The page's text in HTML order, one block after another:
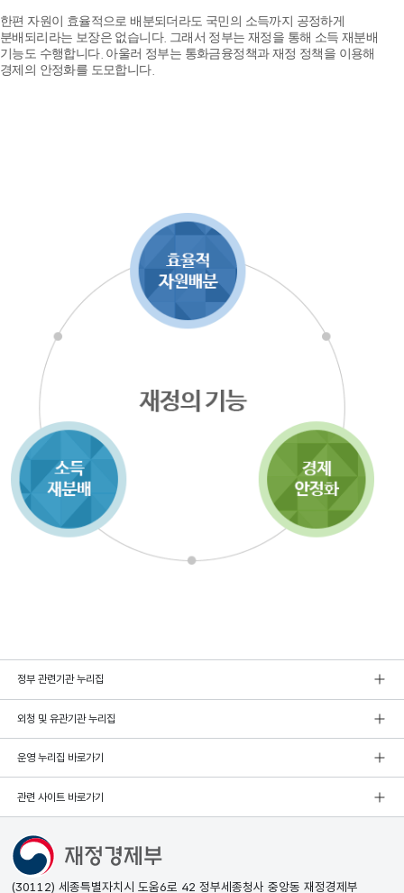
한편 자원이 효율적으로 배분되더라도 국민의 소득까지 공정하게
분배되리라는 보장은 없습니다. 그래서 정부는 재정을 통해 소득 재분배
기능도 수행합니다. 아울러 정부는 통화금융정책과 재정 정책을 이용해
경제의 안정화를 도모합니다.
정부 관련기관 누리집
외청 및 유관기관 누리집
운영 누리집 바로가기
관련 사이트 바로가기
(30112) 세종특별자치시 도움6로 42 정부세종청사 중앙동 재정경제부